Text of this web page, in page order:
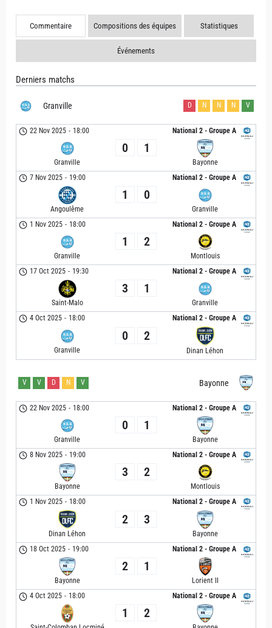
Commentaire Compositions des équipes Statistiques
Événements
Derniers matchs
Granville D N N N V
National 2 - Groupe A
22 Nov 2025 - 18:00
Granville
0 1
Bayonne
National 2 - Groupe A
7 Nov 2025 - 19:00
Angoulême
1 0
Granville
National 2 - Groupe A
1 Nov 2025 - 18:00
Granville
1 2
Montlouis
National 2 - Groupe A
17 Oct 2025 - 19:30
Saint-Malo
3 1
Granville
National 2 - Groupe A
4 Oct 2025 - 18:00
Granville
0 2
Dinan Léhon
Bayonne
V V D N V
National 2 - Groupe A
22 Nov 2025 - 18:00
Granville
0 1
Bayonne
National 2 - Groupe A
8 Nov 2025 - 19:00
Bayonne
3 2
Montlouis
National 2 - Groupe A
1 Nov 2025 - 18:00
Dinan Léhon
2 3
Bayonne
National 2 - Groupe A
18 Oct 2025 - 19:00
Bayonne
2 1
Lorient II
National 2 - Groupe A
4 Oct 2025 - 18:00
1 2